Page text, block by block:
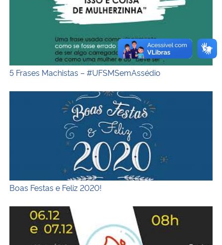
5 Frases Machistas – #UFSMSemAssédio
Boas Festas e Feliz 2020!
Boas Festas e Feliz 2020!
Seminário Nacional de Prevenção e Proteção contra